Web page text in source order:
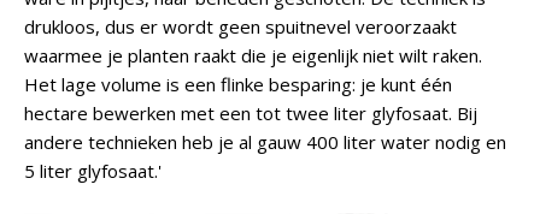
drukloos, dus er wordt geen spuitnevel veroorzaakt
waarmee je planten raakt die je eigenlijk niet wilt raken.
Het lage volume is een flinke besparing: je kunt één
hectare bewerken met een tot twee liter glyfosaat. Bij
andere technieken heb je al gauw 400 liter water nodig en
5 liter glyfosaat.'